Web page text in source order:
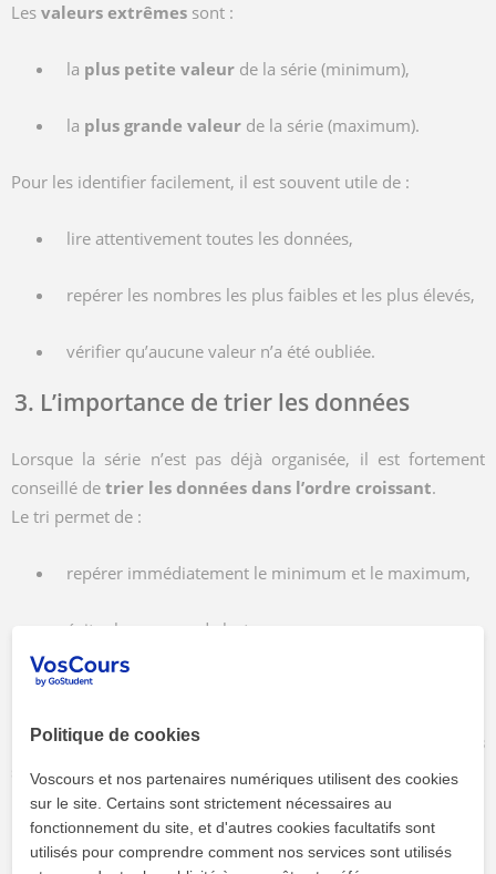
Les valeurs extrêmes sont :
la plus petite valeur de la série (minimum),
la plus grande valeur de la série (maximum).
Pour les identifier facilement, il est souvent utile de :
lire attentivement toutes les données,
repérer les nombres les plus faibles et les plus élevés,
vérifier qu’aucune valeur n’a été oubliée.
3. L’importance de trier les données
Lorsque la série n’est pas déjà organisée, il est fortement
conseillé de trier les données dans l’ordre croissant.
Le tri permet de :
repérer immédiatement le minimum et le maximum,
éviter les erreurs de lecture,
mieux comprendre la répartition des données.
Le tri n’est pas obligatoire pour le calcul, mais il le rend
plus
sûr et plus clair
Exemple de calcul
Considérons la série suivante (tailles en centimètres) :
Politique de cookies
Voscours et nos partenaires numériques utilisent des cookies
sur le site. Certains sont strictement nécessaires au
fonctionnement du site, et d'autres cookies facultatifs sont
utilisés pour comprendre comment nos services sont utilisés